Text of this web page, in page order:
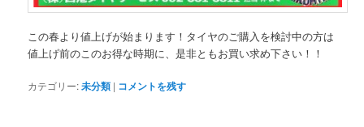
この春より値上げが始まります！タイヤのご購入を検討中の方は
値上げ前のこのお得な時期に、是非ともお買い求め下さい！！
カテゴリー:未分類 | コメントを残す